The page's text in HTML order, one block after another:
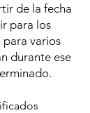
de la fecha
para los
para varios
durante ese